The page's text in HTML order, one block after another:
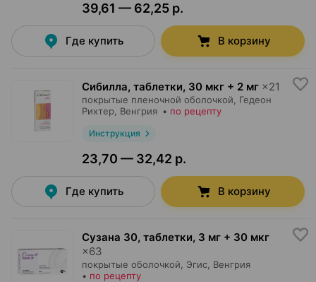
39,61 — 62,25 р.
Где купить В корзину
Сибилла, таблетки, 30 мкг + 2 мг ×21
покрытые пленочной оболочкой,
Гедеон
Рихтер , Венгрия • по рецепту
Инструкция
23,70 — 32,42 р.
Где купить В корзину
Сузана 30, таблетки, 3 мг + 30 мкг
×63
покрытые оболочкой, Эгис , Венгрия
• по рецепту